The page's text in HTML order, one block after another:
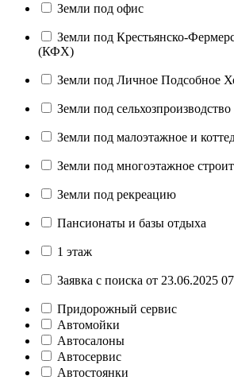
Земли под офис
Земли под Крестьянско-
(КФХ)
Земли под Личное Подсобное
Земли под сельхозпроизводство
Земли под малоэтажное и
Земли под многоэтажное
Земли под рекреацию
Пансионаты и базы отдыха
1 этаж
Заявка с поиска от 23.06.2025
Придорожный сервис
Автомойки
Автосалоны
Автосервис
Автостоянки